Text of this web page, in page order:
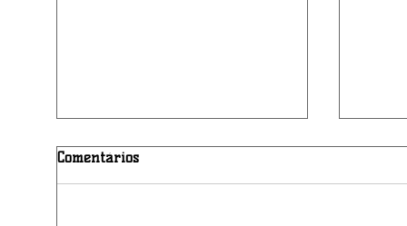
Comentários